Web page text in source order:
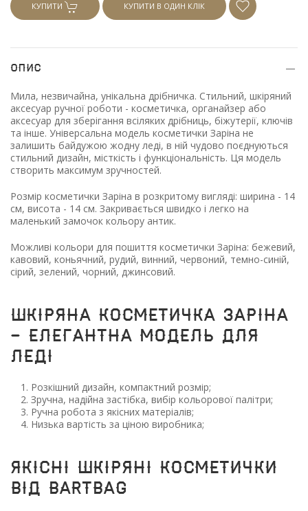
КУПИТИ КУПИТИ В ОДИН КЛІК
Опис
Мила, незвичайна, унікальна дрібничка. Стильний, шкіряний
аксесуар ручної роботи - косметичка, органайзер або
аксесуар для зберігання всіляких дрібниць, біжутерії, ключів
та інше. Універсальна модель косметички Заріна не
залишить байдужою жодну леді, в ній чудово поєднуються
стильний дизайн, місткість і функціональність. Ця модель
створить максимум зручностей.
Розмір косметички Заріна в розкритому вигляді: ширина - 14
см, висота - 14 см. Закривається швидко і легко на
маленький замочок кольору антик.
Можливі кольори для пошиття косметички Заріна: бежевий,
кавовий, коньячний, рудий, винний, червоний, темно-синій,
сірий, зелений, чорний, джинсовий.
Шкіряна косметичка Заріна
- елегантна модель для
леді
Розкішний дизайн, компактний розмір;
Зручна, надійна застібка, вибір кольорової палітри;
Ручна робота з якісних матеріалів;
Низька вартість за ціною виробника;
Якісні шкіряні косметички
від BARTBAG